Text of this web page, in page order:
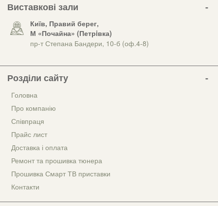
Виставкові зали
Київ, Правий берег,
М «Почайна» (Петрiвка)
пр-т Степана Бандери, 10-б (оф.4-8)
Розділи сайту
Головна
Про компанію
Співпраця
Прайс лист
Доставка і оплата
Ремонт та прошивка тюнера
Прошивка Смарт ТВ приставки
Контакти